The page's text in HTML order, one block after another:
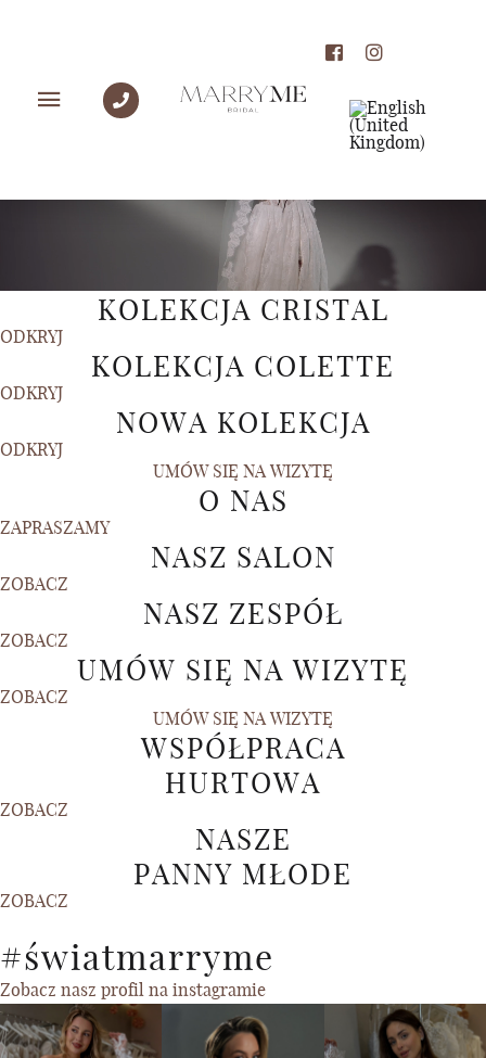
KOLEKCJA CRISTAL
ODKRYJ
KOLEKCJA COLETTE
ODKRYJ
NOWA KOLEKCJA
ODKRYJ
UMÓW SIĘ NA WIZYTĘ
O NAS
ZAPRASZAMY
NASZ SALON
ZOBACZ
NASZ ZESPÓŁ
ZOBACZ
UMÓW SIĘ NA WIZYTĘ
ZOBACZ
UMÓW SIĘ NA WIZYTĘ
WSPÓŁPRACA
HURTOWA
ZOBACZ
NASZE
PANNY MŁODE
ZOBACZ
#światmarryme
Zobacz nasz profil na instagramie